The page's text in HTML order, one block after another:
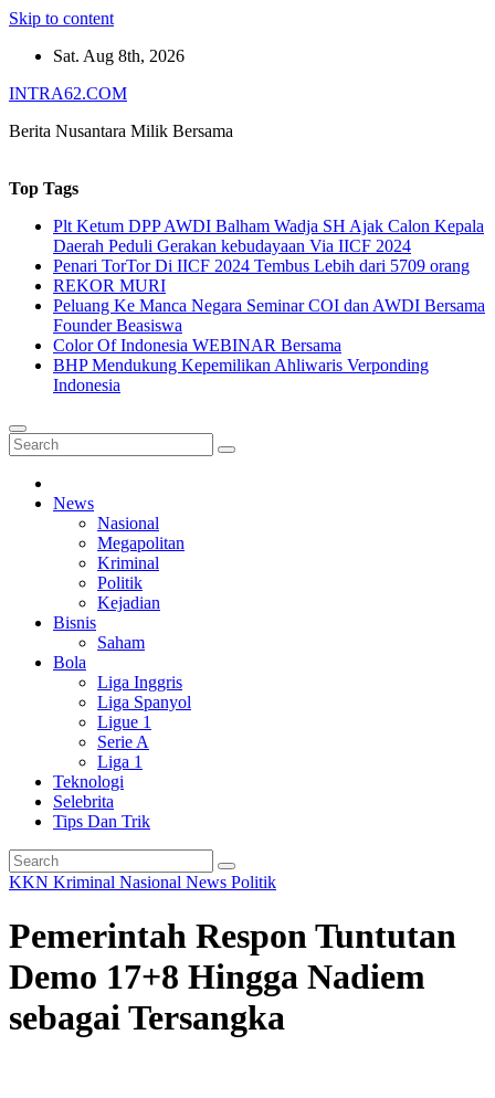
Skip to content
Sat. Aug 8th, 2026
INTRA62.COM
Berita Nusantara Milik Bersama
Top Tags
Plt Ketum DPP AWDI Balham Wadja SH Ajak Calon Kepala
Daerah Peduli Gerakan kebudayaan Via IICF 2024
Penari TorTor Di IICF 2024 Tembus Lebih dari 5709 orang
REKOR MURI
Peluang Ke Manca Negara Seminar COI dan AWDI Bersama
Founder Beasiswa
Color Of Indonesia WEBINAR Bersama
BHP Mendukung Kepemilikan Ahliwaris Verponding
Indonesia
News
Nasional
Megapolitan
Kriminal
Politik
Kejadian
Bisnis
Saham
Bola
Liga Inggris
Liga Spanyol
Ligue 1
Serie A
Liga 1
Teknologi
Selebrita
Tips Dan Trik
KKN Kriminal Nasional News Politik
Pemerintah Respon Tuntutan
Demo 17+8 Hingga Nadiem
sebagai Tersangka